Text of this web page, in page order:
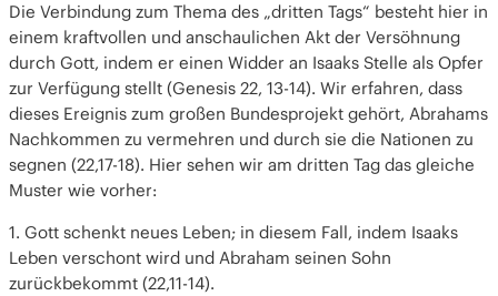
Die Verbindung zum Thema des „dritten Tags“ besteht hier in
einem kraftvollen und anschaulichen Akt der Versöhnung
durch Gott, indem er einen Widder an Isaaks Stelle als Opfer
zur Verfügung stellt (Genesis 22, 13-14). Wir erfahren, dass
dieses Ereignis zum großen Bundesprojekt gehört, Abrahams
Nachkommen zu vermehren und durch sie die Nationen zu
segnen (22,17-18). Hier sehen wir am dritten Tag das gleiche
Muster wie vorher:
1. Gott schenkt neues Leben; in diesem Fall, indem Isaaks
Leben verschont wird und Abraham seinen Sohn
zurückbekommt (22,11-14).